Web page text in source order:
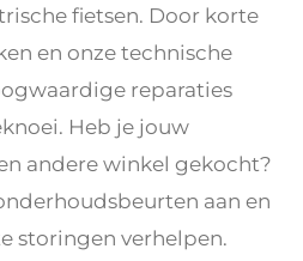
fietsen. Door korte
en onze technische
reparaties
Heb je jouw
andere winkel gekocht?
aan en
storingen verhelpen.